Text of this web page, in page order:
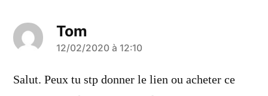
Tom
a
dit :
12/02/2020 à 12:10
Salut. Peux tu stp donner le lien ou acheter ce